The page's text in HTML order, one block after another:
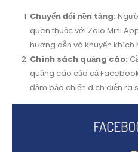
Chuyển đổi nền tảng:
quen thuộc với Zalo Mini
hướng dẫn và khuyến khích
Chính sách quảng cáo:
quảng cáo của cả
đảm bảo chiến dịch diễn ra